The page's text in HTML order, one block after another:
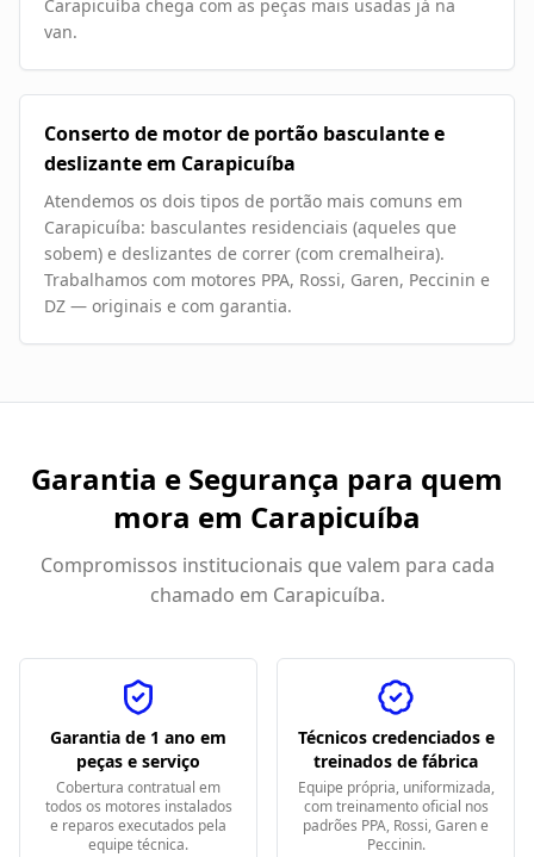
Carapicuíba chega com as peças mais usadas já na
van.
Conserto de motor de portão basculante e
deslizante em Carapicuíba
Atendemos os dois tipos de portão mais comuns em
Carapicuíba: basculantes residenciais (aqueles que
sobem) e deslizantes de correr (com cremalheira).
Trabalhamos com motores PPA, Rossi, Garen, Peccinin e
DZ — originais e com garantia.
Garantia e Segurança para quem
mora em Carapicuíba
Compromissos institucionais que valem para cada
chamado em Carapicuíba.
Garantia de 1 ano em
peças e serviço
Cobertura contratual em
todos os motores instalados
e reparos executados pela
equipe técnica.
Técnicos credenciados e
treinados de fábrica
Equipe própria, uniformizada,
com treinamento oficial nos
padrões PPA, Rossi, Garen e
Peccinin.